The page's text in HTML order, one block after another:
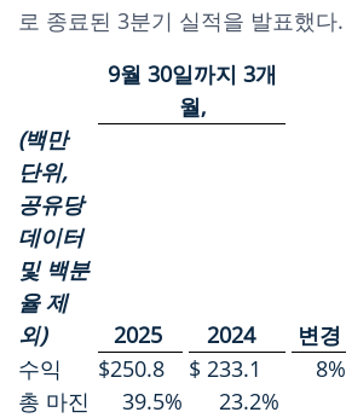
로 종료된 3분기 실적을 발표했다.
9월 30일까지 3개
월,
(백만
단위,
공유당
데이터
및 백분
율 제
외)
2025 2024 변경
수익
$250.8 $ 233.1 8%
총 마진
39.5% 23.2%